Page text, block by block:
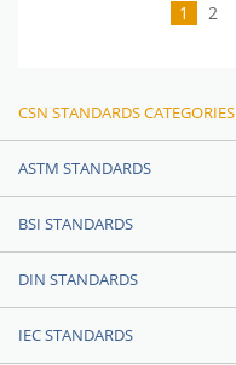
1
2
CSN STANDARDS CATEGORIES
ASTM STANDARDS
BSI STANDARDS
DIN STANDARDS
IEC STANDARDS